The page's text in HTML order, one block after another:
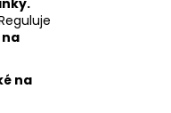
na